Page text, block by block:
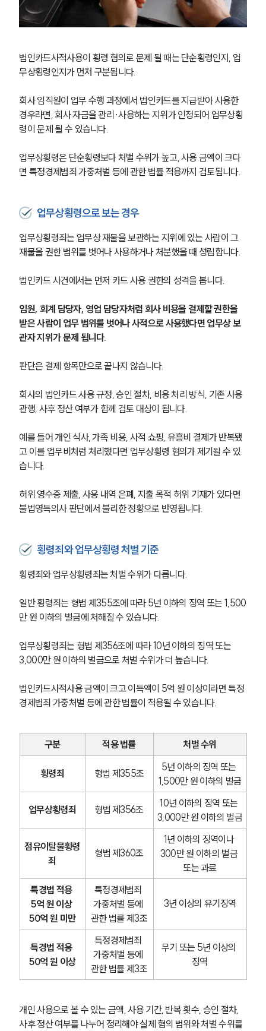
법인카드사적사용이 횡령 혐의로 문제 될 때는 단순횡령인지, 업
무상횡령인지가 먼저 구분됩니다.
회사 임직원이 업무 수행 과정에서 법인카드를 지급받아 사용한
경우라면, 회사 자금을 관리·사용하는 지위가 인정되어 업무상횡
령이 문제 될 수 있습니다.
업무상횡령은 단순횡령보다 처벌 수위가 높고, 사용 금액이 크다
면 특정경제범죄 가중처벌 등에 관한 법률 적용까지 검토됩니다.
업무상횡령으로 보는 경우
업무상횡령죄는 업무상 재물을 보관하는 지위에 있는 사람이 그
재물을 권한 범위를 벗어나 사용하거나 처분했을 때 성립합니다.
법인카드 사건에서는 먼저 카드 사용 권한의 성격을 봅니다.
임원, 회계 담당자, 영업 담당자처럼 회사 비용을 결제할 권한을
받은 사람이 업무 범위를 벗어나 사적으로 사용했다면 업무상 보
관자 지위가 문제 됩니다.
판단은 결제 항목만으로 끝나지 않습니다.
회사의 법인카드 사용 규정, 승인 절차, 비용 처리 방식, 기존 사용
관행, 사후 정산 여부가 함께 검토 대상이 됩니다.
예를 들어 개인 식사, 가족 비용, 사적 쇼핑, 유흥비 결제가 반복됐
고 이를 업무비처럼 처리했다면 업무상횡령 혐의가 제기될 수 있
습니다.
허위 영수증 제출, 사용 내역 은폐, 지출 목적 허위 기재가 있다면
불법영득의사 판단에서 불리한 정황으로 반영됩니다.
횡령죄와 업무상횡령 처벌 기준
횡령죄와 업무상횡령죄는 처벌 수위가 다릅니다.
일반 횡령죄는 형법 제355조에 따라 5년 이하의 징역 또는 1,500
만 원 이하의 벌금에 처해질 수 있습니다.
업무상횡령죄는 형법 제356조에 따라 10년 이하의 징역 또는
3,000만 원 이하의 벌금으로 처벌 수위가 더 높습니다.
법인카드사적사용 금액이 크고 이득액이 5억 원 이상이라면 특정
경제범죄 가중처벌 등에 관한 법률이 적용될 수 있습니다.
구분 적용 법률 처벌 수위
횡령죄 형법 제355조
5년 이하의 징역 또는
1,500만 원 이하의 벌금
업무상횡령죄 형법 제356조
10년 이하의 징역 또는
3,000만 원 이하의 벌금
점유이탈물횡령
죄
형법 제360조
1년 이하의 징역이나
300만 원 이하의 벌금
또는 과료
특경법 적용
5억 원 이상
50억 원 미만
특정경제범죄
가중처벌 등에
관한 법률 제3조
3년 이상의 유기징역
특경법 적용
50억 원 이상
특정경제범죄
가중처벌 등에
관한 법률 제3조
무기 또는 5년 이상의
징역
개인 사용으로 볼 수 있는 금액, 사용 기간, 반복 횟수, 승인 절차,
사후 정산 여부를 나누어 정리해야 실제 혐의 범위와 처벌 수위를